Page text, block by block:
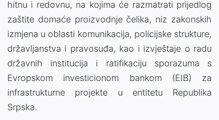
hitnu i redovnu, na kojima će razmatrati prijedlog
zaštite domaće proizvodnje čelika, niz zakonskih
izmjena u oblasti komunikacija, policijske strukture,
državljanstva i pravosuđa, kao i izvještaje o radu
državnih institucija i ratifikaciju sporazuma s
Evropskom investicionom bankom (EIB) za
infrastrukturne projekte u entitetu Republika
Srpska.